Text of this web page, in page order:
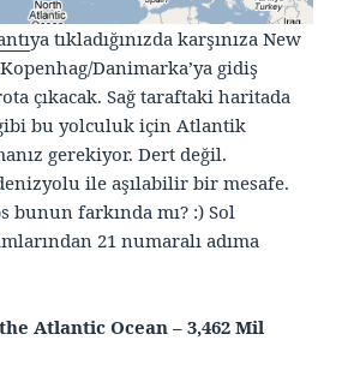
ya tıkladığınızda karşınıza New
Danimarka’ya gidiş
çıkacak. Sağ taraftaki haritada
bu yolculuk için Atlantik
gerekiyor. Dert değil.
ile aşılabilir bir mesafe.
bunun farkında mı? :) Sol
21 numaralı adıma
Atlantic Ocean – 3,462 Mil